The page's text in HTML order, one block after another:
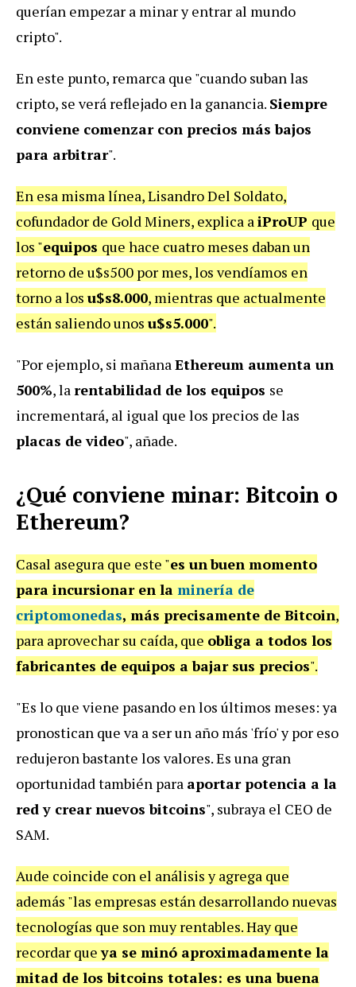
querían empezar a minar y entrar al mundo
cripto".
En este punto, remarca que "cuando suban las
cripto, se verá reflejado en la ganancia. Siempre
conviene comenzar con precios más bajos
para arbitrar".
En esa misma línea, Lisandro Del Soldato,
cofundador de Gold Miners, explica a iProUP que
los "equipos que hace cuatro meses daban un
retorno de u$s500 por mes, los vendíamos en
torno a los u$s8.000, mientras que actualmente
están saliendo unos u$s5.000".
"Por ejemplo, si mañana Ethereum aumenta un
500%, la rentabilidad de los equipos se
incrementará, al igual que los precios de las
placas de video", añade.
¿Qué conviene minar: Bitcoin o
Ethereum?
Casal asegura que este "es un buen momento
para incursionar en la minería de
criptomonedas, más precisamente de Bitcoin,
para aprovechar su caída, que obliga a todos los
fabricantes de equipos a bajar sus precios".
"Es lo que viene pasando en los últimos meses: ya
pronostican que va a ser un año más 'frío' y por eso
redujeron bastante los valores. Es una gran
oportunidad también para aportar potencia a la
red y crear nuevos bitcoins", subraya el CEO de
SAM.
Aude coincide con el análisis y agrega que
además "las empresas están desarrollando nuevas
tecnologías que son muy rentables. Hay que
recordar queya se minó aproximadamente la
mitad de los bitcoins totales: es una buena